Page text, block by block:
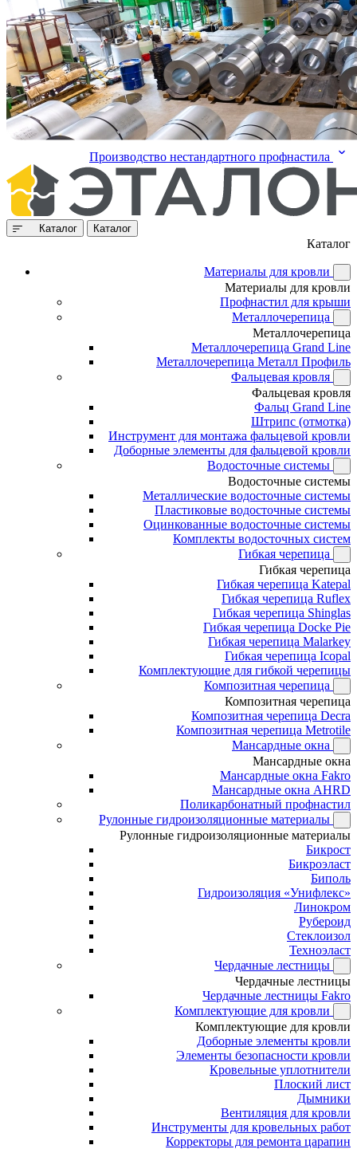
Производство нестандартного профнастила
Каталог Каталог
Каталог
Материалы для кровли
Материалы для кровли
Профнастил для крыши
Металлочерепица
Металлочерепица
Металлочерепица Grand Line
Металлочерепица Металл Профиль
Фальцевая кровля
Фальцевая кровля
Фальц Grand Line
Штрипс (отмотка)
Инструмент для монтажа фальцевой кровли
Доборные элементы для фальцевой кровли
Водосточные системы
Водосточные системы
Металлические водосточные системы
Пластиковые водосточные системы
Оцинкованные водосточные системы
Комплекты водосточных систем
Гибкая черепица
Гибкая черепица
Гибкая черепица Katepal
Гибкая черепица Ruflex
Гибкая черепица Shinglas
Гибкая черепица Docke Pie
Гибкая черепица Malarkey
Гибкая черепица Icopal
Комплектующие для гибкой черепицы
Композитная черепица
Композитная черепица
Композитная черепица Decra
Композитная черепица Metrotile
Мансардные окна
Мансардные окна
Мансардные окна Fakro
Мансардные окна AHRD
Поликарбонатный профнастил
Рулонные гидроизоляционные материалы
Рулонные гидроизоляционные материалы
Бикрост
Бикроэласт
Биполь
Гидроизоляция «Унифлекс»
Линокром
Рубероид
Стеклоизол
Техноэласт
Чердачные лестницы
Чердачные лестницы
Чердачные лестницы Fakro
Комплектующие для кровли
Комплектующие для кровли
Доборные элементы кровли
Элементы безопасности кровли
Кровельные уплотнители
Плоский лист
Дымники
Вентиляция для кровли
Инструменты для кровельных работ
Корректоры для ремонта царапин